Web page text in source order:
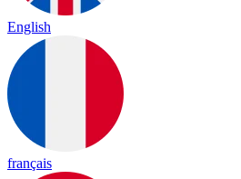
English
français